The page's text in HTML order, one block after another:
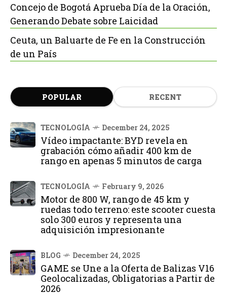
Concejo de Bogotá Aprueba Día de la Oración,
Generando Debate sobre Laicidad
Ceuta, un Baluarte de Fe en la Construcción
de un País
POPULAR RECENT
TECNOLOGÍA December 24, 2025
Vídeo impactante: BYD revela en
grabación cómo añadir 400 km de
rango en apenas 5 minutos de carga
TECNOLOGÍA February 9, 2026
Motor de 800 W, rango de 45 km y
ruedas todo terreno: este scooter cuesta
solo 300 euros y representa una
adquisición impresionante
BLOG December 24, 2025
GAME se Une a la Oferta de Balizas V16
Geolocalizadas, Obligatorias a Partir de
2026